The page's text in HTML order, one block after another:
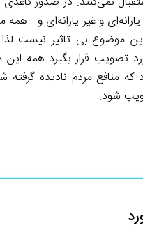
و غیر یارانه‌ای و… همه
این موضوع بی تاثیر نیست
تصویب قرار بگیرد همه
که منافع مردم نادیده
شود.